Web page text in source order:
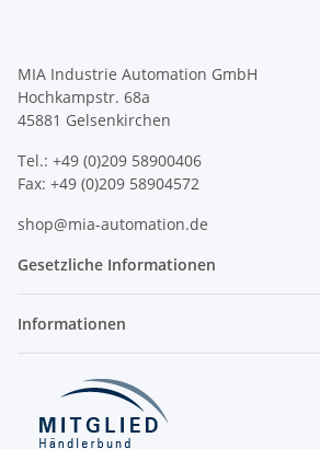
MIA Industrie Automation GmbH
Hochkampstr. 68a
45881 Gelsenkirchen
Tel.: +49 (0)209 58900406
Fax: +49 (0)209 58904572
shop@mia-automation.de
Gesetzliche Informationen
Informationen